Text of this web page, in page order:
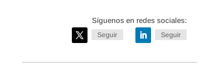
Seguir Seguir